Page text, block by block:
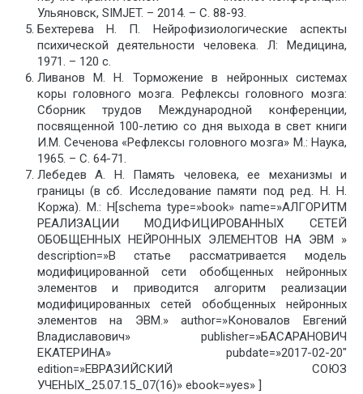
Ульяновск, SIMJET. – 2014. – С. 88-93.
Бехтерева Н. П. Нейрофизиологические аспекты
психической деятельности человека. Л: Медицина,
1971. – 120 с.
Ливанов М. Н. Торможение в нейронных системах
коры головного мозга. Рефлексы головного мозга:
Сборник трудов Международной конференции,
посвященной 100-летию со дня выхода в свет книги
И.М. Сеченова «Рефлексы головного мозга» М.: Наука,
1965. – С. 64-71.
Лебедев А. Н. Память человека, ее механизмы и
границы (в сб. Исследование памяти под ред. Н. Н.
Коржа). М.: Н[schema type=»book» name=»АЛГОРИТМ
РЕАЛИЗАЦИИ МОДИФИЦИРОВАННЫХ СЕТЕЙ
ОБОБЩЕННЫХ НЕЙРОННЫХ ЭЛЕМЕНТОВ НА ЭВМ »
description=»В статье рассматривается модель
модифицированной сети обобщенных нейронных
элементов и приводится алгоритм реализации
модифицированных сетей обобщенных нейронных
элементов на ЭВМ.» author=»Коновалов Евгений
Владиславович» publisher=»БАСАРАНОВИЧ
ЕКАТЕРИНА» pubdate=»2017-02-20″
edition=»ЕВРАЗИЙСКИЙ СОЮЗ
УЧЕНЫХ_25.07.15_07(16)» ebook=»yes» ]